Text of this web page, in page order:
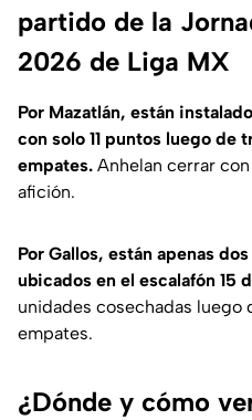
partido de la
2026 de Liga MX
Por Mazatlán, están
con solo 11 puntos luego de
empates. Anhelan cerrar
afición.
Por Gallos, están apenas
ubicados en el escalafón 15
unidades cosechadas luego
empates.
¿Dónde y cómo